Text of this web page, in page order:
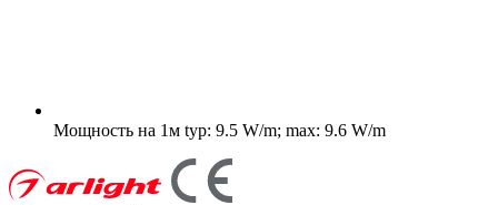
Мощность на 1м typ: 9.5 W/m; max: 9.6 W/m